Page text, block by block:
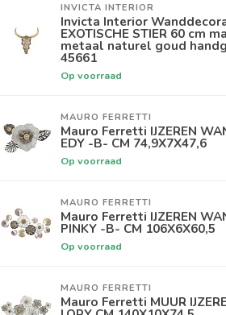
INVICTA INTERIOR
Invicta Interior
EXOTISCHE STIER 60 cm
metaal naturel goud
45661
Op voorraad
MAURO FERRETTI
Mauro Ferretti IJZEREN
EDY -B- CM 74,9X7X47,6
Op voorraad
MAURO FERRETTI
Mauro Ferretti IJZEREN
PINKY -B- CM 106X6X60,5
Op voorraad
MAURO FERRETTI
Mauro Ferretti MUUR